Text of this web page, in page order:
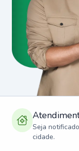
Seja
cidade.